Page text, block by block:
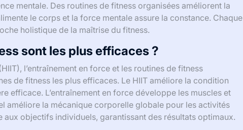
mentale. Des routines de fitness organisées améliorent la
le corps et la force mentale assure la constance. Chaque
holistique de la maîtrise du fitness.
sont les plus efficaces ?
l’entraînement en force et les routines de fitness
de fitness les plus efficaces. Le HIIT améliore la condition
efficace. L’entraînement en force développe les muscles et
améliore la mécanique corporelle globale pour les activités
objectifs individuels, garantissant des résultats optimaux.